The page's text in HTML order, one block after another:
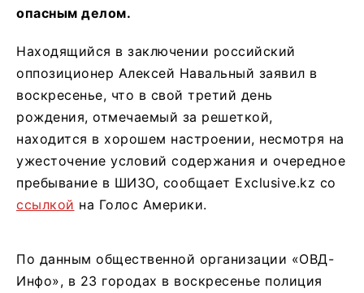
опасным делом.
Находящийся в заключении российский
оппозиционер Алексей Навальный заявил в
воскресенье, что в свой третий день
рождения, отмечаемый за решеткой,
находится в хорошем настроении, несмотря на
ужесточение условий содержания и очередное
пребывание в ШИЗО, сообщает Exclusive.kz со
ссылкой на Голос Америки.
По данным общественной организации «ОВД-
Инфо», в 23 городах в воскресенье полиция